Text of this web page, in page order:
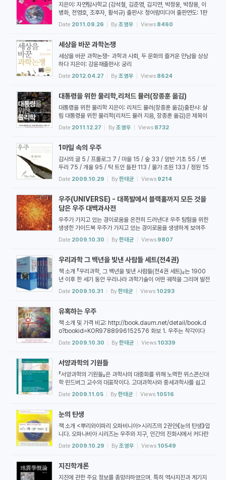
지은이: 자연탐사학교 (강석철, 김준영, 김지연, 박정웅, 박창용, 이
병화, 전영호, 조후자, 황석규) 출판사: 청어람미디어 출판연도: 1판
2008년 지구 환경에서 발생하는 다양한 천재 지변 현상에 대하여
소개하고 그 배경 원리를 쉽게 설명하고 있는 책입니다. 이 책의 부
정된 고등학교 지구과학1 교과서가 이전에 비해 천재지변에 대한 현
상의 기술과 그 과학 원...
Date 2011.09.26 By조영우 Views 8460
세상을 바꾼 과학논쟁
세상을 바꾼 과학논쟁- 과학과 사회, 두 문화의 즐거운 만남을 상상
하다 지은이: 강윤재출판사: 궁리
Date 2012.04.27 By조영우 Views 8624
대통령을 위한 물리학,리처드 뮬러(장종훈 옮김)
대통령을 위한 물리학 지은이: 리처드 뮬러(장종훈 옮김)출판사: 살
림 대통령을 위한 물리학(리처드 뮬러 지음, 장종훈 옮김)은 제목이
시사하는 것처럼 중요한 의사 결정을 해야 하는 위치에 있는 사람들
에게 필요한 물리학적 고려를 위한 책입니다. 그렇기 때문에 이 책에
들로 가득합니다. 테러에 관한 비극의 과학으로부터 에너지와 관련
된 화두가 생겨나고 그...
Date 2011.12.27 By조영우 Views 8732
1마일 속의 우주
감사의 글 5 / 프롤로그 7 / 마을 15 / 숲 33 / 암반 기초 55 / 변
두리 75 / 개울 95 / 탁 트인 들판 113 / 물가 초원 133 / 정원 15
3 / 에필로그 173 / 원문 출처 177 / 옮긴이의 글 181 / 찾아보기
183 저자 : 쳇 레이모 최근작 : <자오선 여행>,<아름다운 밤하늘
물리학과 천문학을 강의해 왔다. 지은 책으로 <길>, <별이 빛나는
밤 365>, <지구의 껍질>, <어느 행...
Date 2009.10.29 By한태균 Views 9214
우주(UNIVERSE) - 대폭발에서 블랙홀까지 모든 것을
담은 우주 대백과사전
우주가 가지고 있는 경이로움을 온전히 드러낸다! 우주 탐험을 위한
생생한 가이드북 우주가 가지고 있는 경이로움을 생생하게 보여주
는 『우주(UNIVERSE)』. 백과사전과 도감 출판사로 유명한 영국 돌
링킨더슬리 출판사와 함께 만든 책으로, 정확한 정보와 직관적이고
다. 과학 저술가들이 쓴 정보 풍부한 글들과 최첨단 우주 망원경들과
지상의 관측 장치들이 잡아 ...
Date 2009.10.30 By한태균 Views 9807
우리과학 그 백년을 빛낸 사람들 세트(전4권)
책 소개 『우리과학, 그 백년을 빛낸 사람들(전4권 세트)』는 1900
년 이후 한 세기 동안 우리나라 과학기술이 어떤 궤적을 그리며 발전
해 왔는지를 과학기술인을 중심으로 재조명한 책이다.우리의 과학
기술발전과정을 1권 여명기, 2권 요람기, 3권 도약기로 나누어 과학
으며, 어떻게 체제를 정비하고 마침내 오늘의 발판을 구축하기까지
어떤 노력과 전략을 펼쳐왔...
Date 2009.10.31 By한태균 Views 10293
유혹하는 우주
책 소개 및 가격 비교: http://book.daum.net/detail/book.d
o?bookid=KOR9788996152576 화보 1. 우주는 착각이다
2. 우주를 관찰하는 거대한 눈 3. 정보의 원천, 빛 4. 공간성의 비밀
5. 우주에 존재하지 않는 동시성 6. 원자만의 시간 7. 빅뱅은 소리
로운 블랙홀 11. 우주종말론 12. 생명의 탄생, 제2의 빅뱅 13. 생명
체의 구성물질로 가득한 은하 14. 지구 밖 외...
Date 2009.10.30 By한태균 Views 10339
서양과학의 기원들
『서양과학의 기원들』은 과학사의 대중화를 위해 노력한 위스콘신대
학 린드버그 교수의 대표작이다. 고대과학사와 중세과학사를 쉽고
명쾌하게 정리하여 대중용 과학사의 모범이 된 책이다. 중세와 근대
초의 광학분야에서 뛰어난 연구업적을 남긴 린드버그는 과학사의
춤으로써 과학의 대중화에 성공한 작품으로 평가된다. 이 책은 쉬운
문체, 명쾌한 해설, 적절...
Date 2009.11.05 By한태균 Views 10516
눈의 탄생
책 소개 <뿌리와이파리 오파비니아>시리즈의 2권인《눈의 탄생》입
니다. 오파나비아 시리즈는 우주와 지구, 인간의 진화사에서 커다란
사건들을 중심으로 그것들이 현재 어떤 영향을 미치고 있는지를 살
펴보는 내용을 담아 정리한 것이라고 합니다. 《눈의 탄생》은 동물학
생물종이 폭발적이 증가한 현상)의 원인을 찾아 설명한 것으로 저자
만의 독창적인 이론인「빛...
Date 2009.10.29 By조영우 Views 10549
지진학개론
지진에 관한 주요 정보를 총망라하였으며, 특히 역사지진과 계기지